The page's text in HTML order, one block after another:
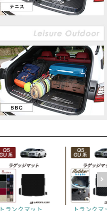
トランクマット フロアマッ